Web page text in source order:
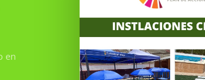
en